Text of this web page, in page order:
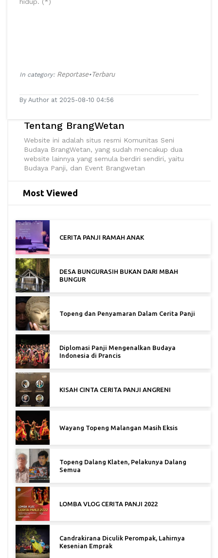
In category: Reportase•Terbaru
By Author at 2025-08-10 04:56
Tentang BrangWetan
Website ini adalah situs resmi Komunitas Seni
Budaya BrangWetan, yang sudah mencakup dua
website lainnya yang semula berdiri sendiri, yaitu
Budaya Panji, dan Event Brangwetan
Most Viewed
CERITA PANJI RAMAH ANAK
DESA BUNGURASIH BUKAN DARI MBAH
BUNGUR
Topeng dan Penyamaran Dalam Cerita Panji
Diplomasi Panji Mengenalkan Budaya
Indonesia di Prancis
KISAH CINTA CERITA PANJI ANGRENI
Wayang Topeng Malangan Masih Eksis
Topeng Dalang Klaten, Pelakunya Dalang
Semua
LOMBA VLOG CERITA PANJI 2022
Candrakirana Diculik Perompak, Lahirnya
Kesenian Emprak